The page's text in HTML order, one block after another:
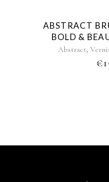
ABSTRACT
BOLD &
Abstract,
€